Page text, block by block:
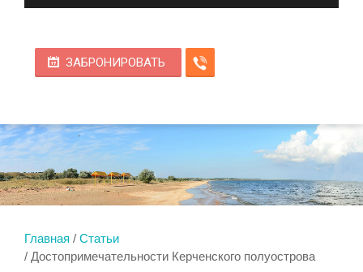
ЗАБРОНИРОВАТЬ
Главная
Статьи
Достопримечательности Керченского полуострова